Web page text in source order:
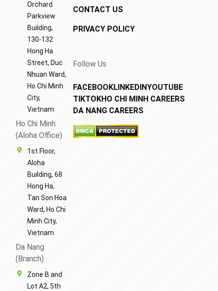
Orchard
Parkview
Building,
130-132
Hong Ha
Street, Duc
Nhuan Ward,
Ho Chi Minh
City,
Vietnam
Ho Chi Minh
(Aloha Office)
1st Floor,
Aloha
Building, 68
Hong Ha,
Tan Son Hoa
Ward, Ho Chi
Minh City,
Vietnam
Da Nang
(Branch)
Zone B and
Lot A2, 5th
CONTACT US
PRIVACY POLICY
Follow Us
FACEBOOKLINKEDINYOUTUBE
TIKTOKHO CHI MINH CAREERS
DA NANG CAREERS